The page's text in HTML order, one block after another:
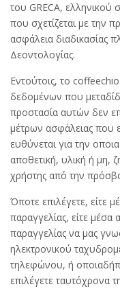
του GRECA, ελληνικού
που σχετίζεται με την
ασφάλεια διαδικασίας
Δεοντολογίας.
Εντούτοις, το
δεδομένων που
προστασία αυτών δεν
μέτρων ασφάλειας που
ευθύνεται για την
αποθετική, υλική ή μη,
χρήστης από την
Όποτε επιλέγετε, είτε
παραγγελίας, είτε μέσα
παραγγελίας να μας
ηλεκτρονικού
τηλεφώνου, ή
επιλέγετε ταυτόχρονα